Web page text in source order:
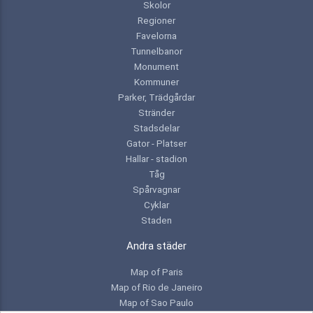
Skolor
Regioner
Favelorna
Tunnelbanor
Monument
Kommuner
Parker, Trädgårdar
Stränder
Stadsdelar
Gator - Platser
Hallar - stadion
Tåg
Spårvagnar
Cyklar
Staden
Andra städer
Map of Paris
Map of Rio de Janeiro
Map of Sao Paulo